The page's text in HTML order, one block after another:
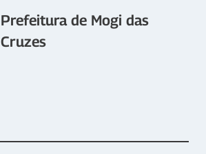
Prefeitura de Mogi das
Cruzes